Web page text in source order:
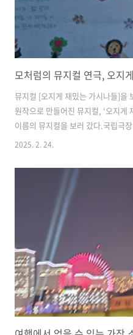
모처럼의 뮤지컬 연극, 오지
뮤지컬 [오지게 재밌는 가시나들]을
원작으로 만들어진 뮤지컬, ‘오지게
이름의 뮤지컬을 보러 갔다.국립극
치 고대 그리스의 원형극장이 이랬
다.익숙한 사투리 속에 각자의 사연
한데, 정작 알 수 없는 건 나랑은 별
끈해진다.살다 보니 가슴 아픈 사연
그 동질감이 주는 것인지도 모르지
순간순간 내 마음을 건드렸나 보다
2025. 2. 24.